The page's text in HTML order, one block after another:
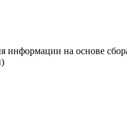
на основе